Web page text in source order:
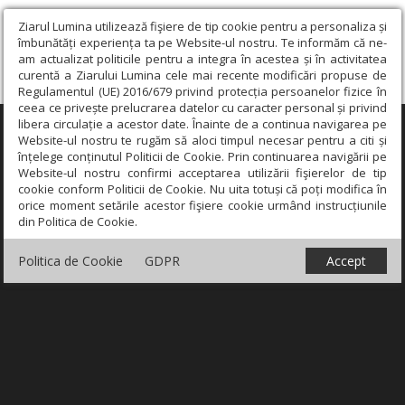
Ziarul Lumina utilizează fişiere de tip cookie pentru a personaliza și
îmbunătăți experiența ta pe Website-ul nostru. Te informăm că ne-
am actualizat politicile pentru a integra în acestea și în activitatea
curentă a Ziarului Lumina cele mai recente modificări propuse de
Regulamentul (UE) 2016/679 privind protecția persoanelor fizice în
ceea ce privește prelucrarea datelor cu caracter personal și privind
libera circulație a acestor date. Înainte de a continua navigarea pe
Website-ul nostru te rugăm să aloci timpul necesar pentru a citi și
înțelege conținutul Politicii de Cookie. Prin continuarea navigării pe
Website-ul nostru confirmi acceptarea utilizării fişierelor de tip
cookie conform Politicii de Cookie. Nu uita totuși că poți modifica în
orice moment setările acestor fişiere cookie urmând instrucțiunile
din Politica de Cookie.
Politica de Cookie GDPR Accept
×